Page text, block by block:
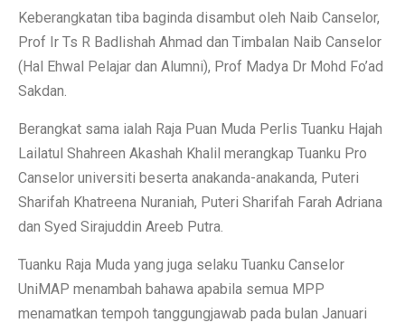
Keberangkatan tiba baginda disambut oleh Naib Canselor,
Prof Ir Ts R Badlishah Ahmad dan Timbalan Naib Canselor
(Hal Ehwal Pelajar dan Alumni), Prof Madya Dr Mohd Fo’ad
Sakdan.
Berangkat sama ialah Raja Puan Muda Perlis Tuanku Hajah
Lailatul Shahreen Akashah Khalil merangkap Tuanku Pro
Canselor universiti beserta anakanda-anakanda, Puteri
Sharifah Khatreena Nuraniah, Puteri Sharifah Farah Adriana
dan Syed Sirajuddin Areeb Putra.
Tuanku Raja Muda yang juga selaku Tuanku Canselor
UniMAP menambah bahawa apabila semua MPP
menamatkan tempoh tanggungjawab pada bulan Januari